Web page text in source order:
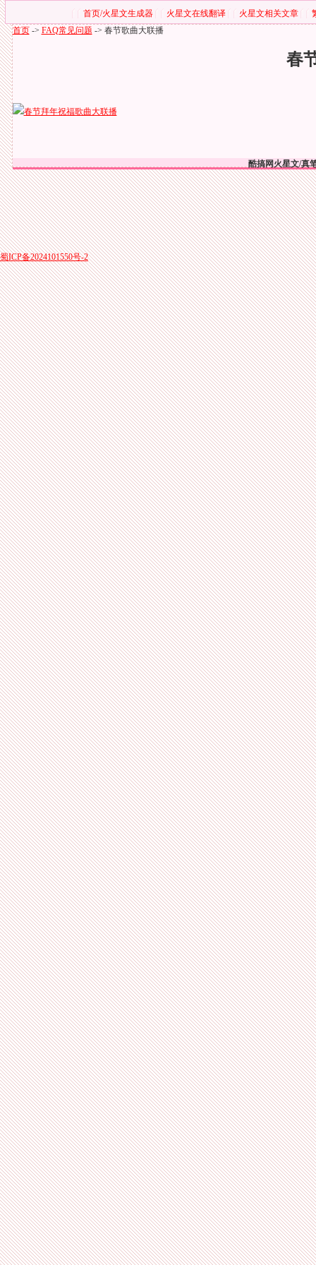
首页/火星文生成器 火星文在线翻译 火星文相关文章
首页 -> FAQ常见问题 -> 春节歌曲大联播
春
春节拜年祝福歌曲大联播
酷搞网火星文/真
蜀ICP备2024101550号-2